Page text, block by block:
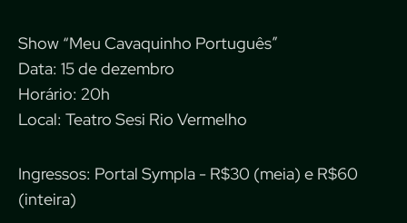
Show “Meu Cavaquinho Português”
Data: 15 de dezembro
Horário: 20h
Local: Teatro Sesi Rio Vermelho
Ingressos: Portal Sympla - R$30 (meia) e R$60
(inteira)